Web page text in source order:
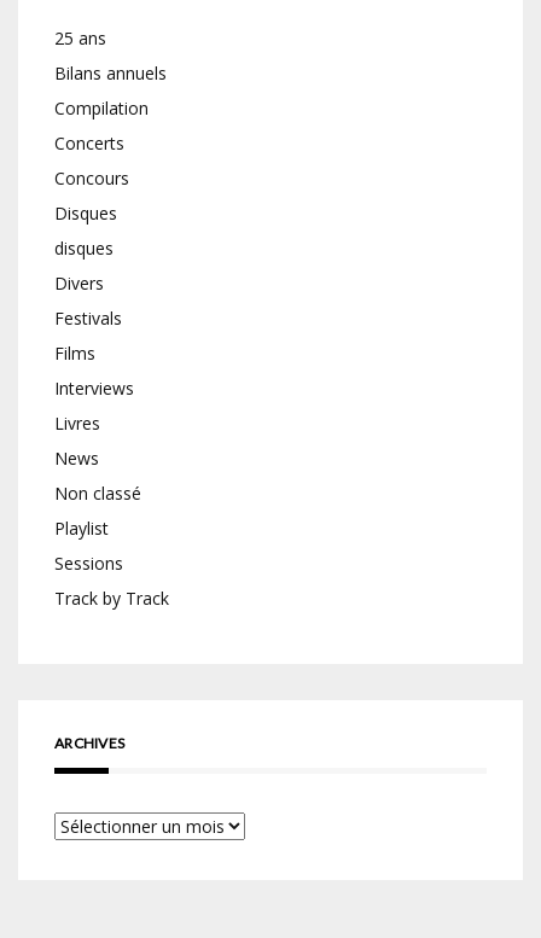
25 ans
Bilans annuels
Compilation
Concerts
Concours
Disques
disques
Divers
Festivals
Films
Interviews
Livres
News
Non classé
Playlist
Sessions
Track by Track
ARCHIVES
Archives